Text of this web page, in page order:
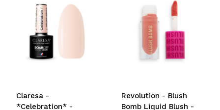
Il tuo video potrebbe essere il primo. Immaginalo...
Consiglieresti questo acquisto? Si No
Claresa -
*Celebration* -
Revolution - Blush
Bomb Liquid Blush -